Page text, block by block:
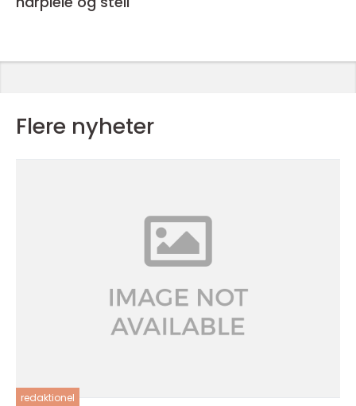
Flere nyheter
redaktionel